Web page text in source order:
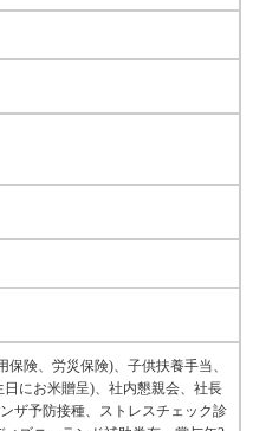
険、労災保険)、子供扶養手当、
にお米贈呈)、社内懇親会、社長
ザ予防接種、ストレスチェック診